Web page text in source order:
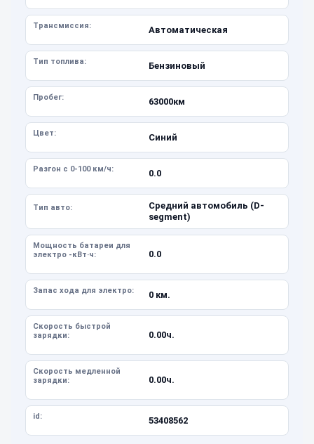
Трансмиссия: Автоматическая
Тип топлива: Бензиновый
Пробег: 63000км
Цвет: Синий
Разгон с 0-100 км/ч: 0.0
Тип авто:
Средний автомобиль (D-
segment)
Мощность батареи для
электро -кВт·ч:
0.0
Запас хода для электро: 0 км.
Скорость быстрой
зарядки:
0.00ч.
Скорость медленной
зарядки:
0.00ч.
id: 53408562